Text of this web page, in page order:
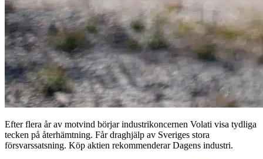
Efter flera år av motvind börjar industrikoncernen Volati visa tydliga
tecken på återhämtning. Får draghjälp av Sveriges stora
försvarssatsning. Köp aktien rekommenderar Dagens industri.